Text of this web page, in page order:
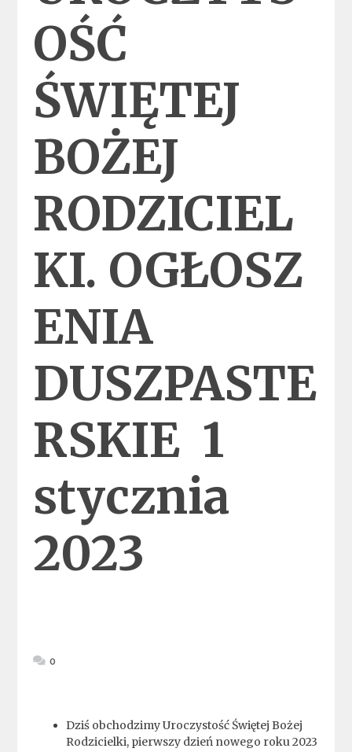
OŚĆ
ŚWIĘTEJ
BOŻEJ
RODZICIEL
KI. OGŁOSZ
ENIA
DUSZPASTE
RSKIE 1
stycznia
2023
0
Dziś obchodzimy Uroczystość Świętej Bożej
Rodzicielki, pierwszy dzień nowego roku 2023